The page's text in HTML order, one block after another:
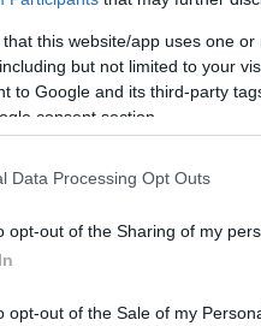
that this website/app uses one
but not limited to your
to Google and its third-party
consent section.
Data Processing Opt Outs
opt-out of the Sharing of my
opt-out of the Sale of my